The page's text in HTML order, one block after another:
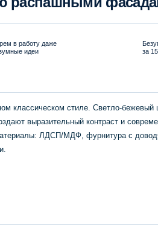
в работу даже
идеи
за
классическом стиле. Светло-бежевый
выразительный контраст и
ЛДСП/МДФ, фурнитура с